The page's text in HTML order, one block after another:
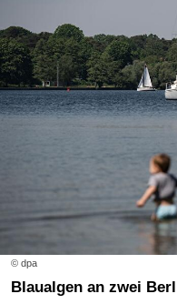
© dpa
Blaualgen an zwei